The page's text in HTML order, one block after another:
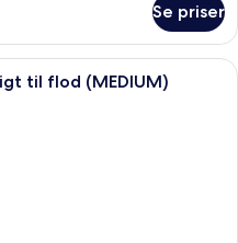
Se priser
Et moderne hotelværelse med en
til flod (MEDIUM)